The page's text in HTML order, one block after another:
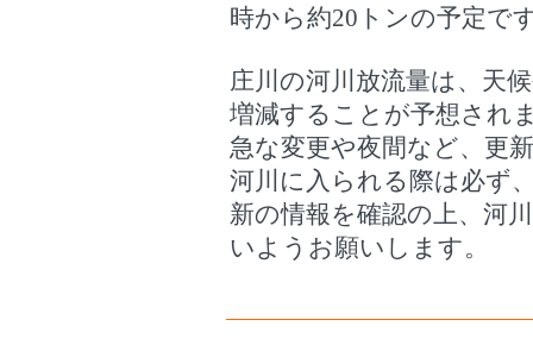
時から約20トンの予定で
庄川の河川放流量は、天
増減することが予想され
急な変更や夜間など、更
河川に入られる際は必ず
新の情報を確認の上、河
いようお願いします。